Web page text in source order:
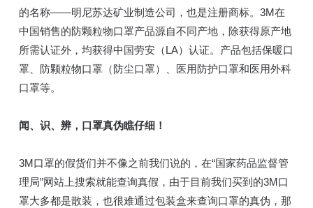
的名称——明尼苏达矿业制造公司，也是注册商标。3M在
中国销售的防颗粒物口罩产品源自不同产地，除获得原产地
所需认证外，均获得中国劳安（LA）认证。产品包括保暖口
罩、防颗粒物口罩（防尘口罩）、医用防护口罩和医用外科
口罩等。
闻、识、辨，口罩真伪瞧仔细！
3M口罩的假货们并不像之前我们说的，在“国家药品监督管
理局”网站上搜索就能查询真假，由于目前我们买到的3M口
罩大多都是散装，也很难通过包装盒来查询口罩的真伪，那